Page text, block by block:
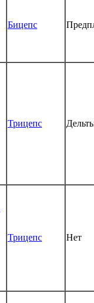
Бицепс
Трицепс
Трицепс Нет